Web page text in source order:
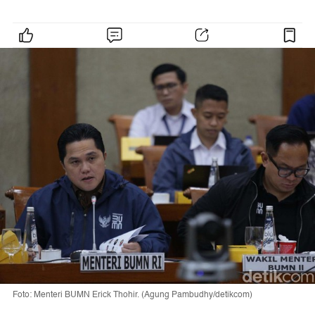
Foto: Menteri BUMN Erick Thohir. (Agung Pambudhy/detikcom)